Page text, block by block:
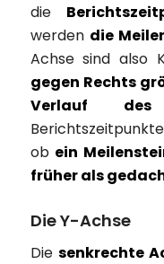
die
werden die
Achse sind also
gegen Rechts
Verlauf des
ob ein
früher als
Die Y-Achse
Die senkrechte